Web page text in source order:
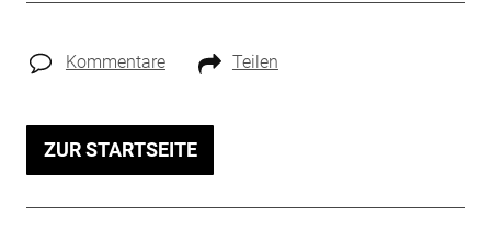
Kommentare Teilen
ZUR STARTSEITE